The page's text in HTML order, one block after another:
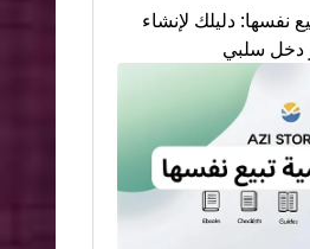
نفسها: دليلك لإنشاء
سلبي